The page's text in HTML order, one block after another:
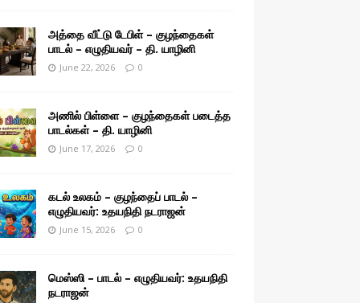
அத்தை வீட்டு டேபிள் – குழந்தைகள்
பாடல் – எழுதியவர் – தி. யாழினி
June 22, 2026 0
அணில் பிள்ளை – குழந்தைகள் படைத்த
பாடல்கள் – தி. யாழினி
June 17, 2026 0
கடல் உலகம் – குழந்தைப் பாடல் –
எழுதியவர்: உதயநிதி நடராஜன்
June 15, 2026 0
மெஸ்ஸி – பாடல் – எழுதியவர்: உதயநிதி
நடராஜன்